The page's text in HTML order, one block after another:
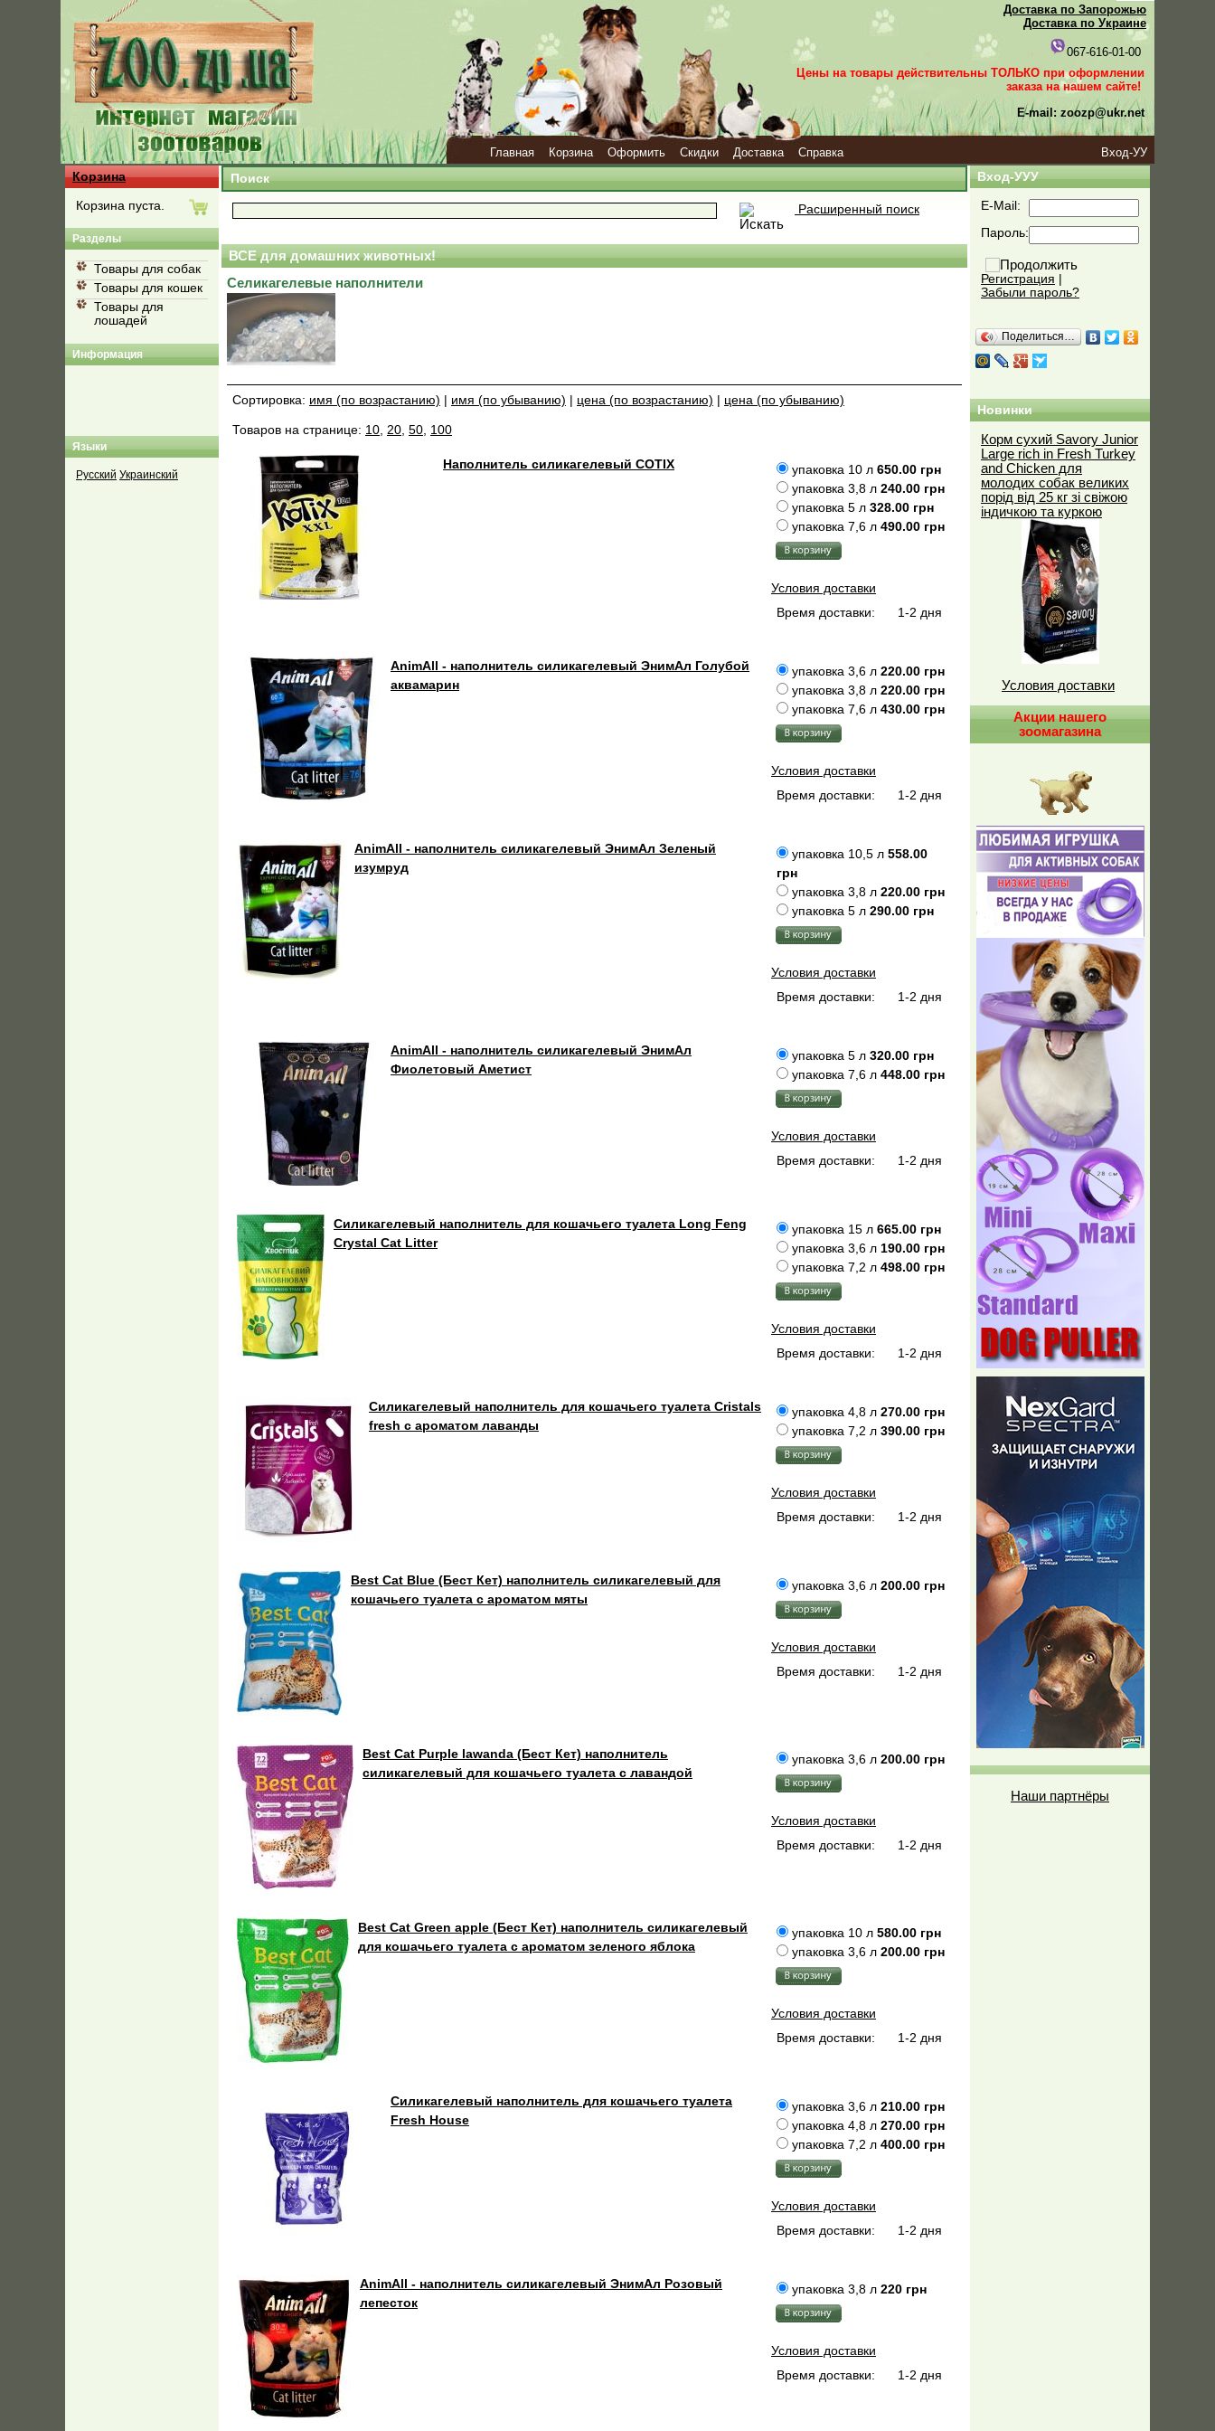
Доставка по Запорожью
Доставка по Украине
067-616-01-00
Цены на товары действительны ТОЛЬКО при оформлении
заказа на нашем сайте!
E-mail: zoozp@ukr.net
Главная Корзина Оформить Скидки Доставка Справка
Вход-УУ
Корзина
Корзина пуста.
Разделы
Товары для собак
Товары для кошек
Товары для
лошадей
Информация
Языки
Русский Украинский
Поиск
Расширенный поиск
ВСЕ для домашних животных!
Селикагелевые наполнители
Сортировка: имя (по возрастанию) | имя (по убыванию) | цена (по возрастанию) | цена (по убыванию)
Товаров на странице: 10 20 50 100
Наполнитель силикагелевый COTIX упаковка 10 л 650.00 грн
упаковка 3,8 л 240.00 грн
упаковка 5 л 328.00 грн
упаковка 7,6 л 490.00 грн
Условия доставки
Время доставки:
1-2 дня
AnimAll - наполнитель силикагелевый ЭнимАл Голубой
аквамарин
упаковка 3,6 л 220.00 грн
упаковка 3,8 л 220.00 грн
упаковка 7,6 л 430.00 грн
Условия доставки
Время доставки:
1-2 дня
AnimAll - наполнитель силикагелевый ЭнимАл Зеленый
изумруд
упаковка 10,5 л 558.00
грн
упаковка 3,8 л 220.00 грн
упаковка 5 л 290.00 грн
Условия доставки
Время доставки:
1-2 дня
AnimAll - наполнитель силикагелевый ЭнимАл
Фиолетовый Аметист
упаковка 5 л 320.00 грн
упаковка 7,6 л 448.00 грн
Условия доставки
Время доставки:
1-2 дня
Силикагелевый наполнитель для кошачьего туалета Long Feng
Crystal Cat Litter
упаковка 15 л 665.00 грн
упаковка 3,6 л 190.00 грн
упаковка 7,2 л 498.00 грн
Условия доставки
Время доставки:
1-2 дня
Силикагелевый наполнитель для кошачьего туалета Cristals
fresh с ароматом лаванды
упаковка 4,8 л 270.00 грн
упаковка 7,2 л 390.00 грн
Условия доставки
Время доставки:
1-2 дня
Best Cat Blue (Бест Кет) наполнитель силикагелевый для
кошачьего туалета с ароматом мяты
упаковка 3,6 л 200.00 грн
Условия доставки
Время доставки:
1-2 дня
Best Cat Purple lawanda (Бест Кет) наполнитель
силикагелевый для кошачьего туалета с лавандой
упаковка 3,6 л 200.00 грн
Условия доставки
Время доставки:
1-2 дня
Best Cat Green apple (Бест Кет) наполнитель силикагелевый
для кошачьего туалета с ароматом зеленого яблока
упаковка 10 л 580.00 грн
упаковка 3,6 л 200.00 грн
Условия доставки
Время доставки:
1-2 дня
Силикагелевый наполнитель для кошачьего туалета
Fresh House
упаковка 3,6 л 210.00 грн
упаковка 4,8 л 270.00 грн
упаковка 7,2 л 400.00 грн
Условия доставки
Время доставки:
1-2 дня
AnimAll - наполнитель силикагелевый ЭнимАл Розовый
лепесток
упаковка 3,8 л 220 грн
Условия доставки
Время доставки:
1-2 дня
Вход-УУУ
E-Mail:
Пароль:
Регистрация
Забыли пароль?
Поделиться…
Новинки
Корм сухий Savory Junior
Large rich in Fresh Turkey
and Chicken для
молодих собак великих
порід від 25 кг зі свіжою
індичкою та куркою
Условия доставки
Акции нашего
зоомагазина
Наши партнёры